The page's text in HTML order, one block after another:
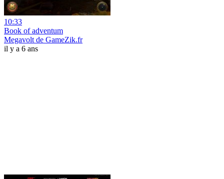
10:33
Book of adventum
Megavolt de GameZik.fr
il y a 6 ans